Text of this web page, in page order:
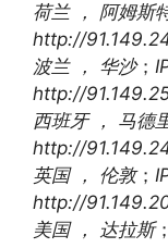
荷兰 ， 阿姆斯
http://
波兰 ， 华沙；
http://
西班牙 ， 马德
http://
英国 ， 伦敦；
http://
美国 ， 达拉斯；